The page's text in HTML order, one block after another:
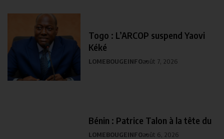
Togo : L’ARCOP suspend Yaovi
Kéké
LOMEBOUGEINFOaoût 7, 2026
Bénin : Patrice Talon à la tête du
LOMEBOUGEINFOaoût 6, 2026